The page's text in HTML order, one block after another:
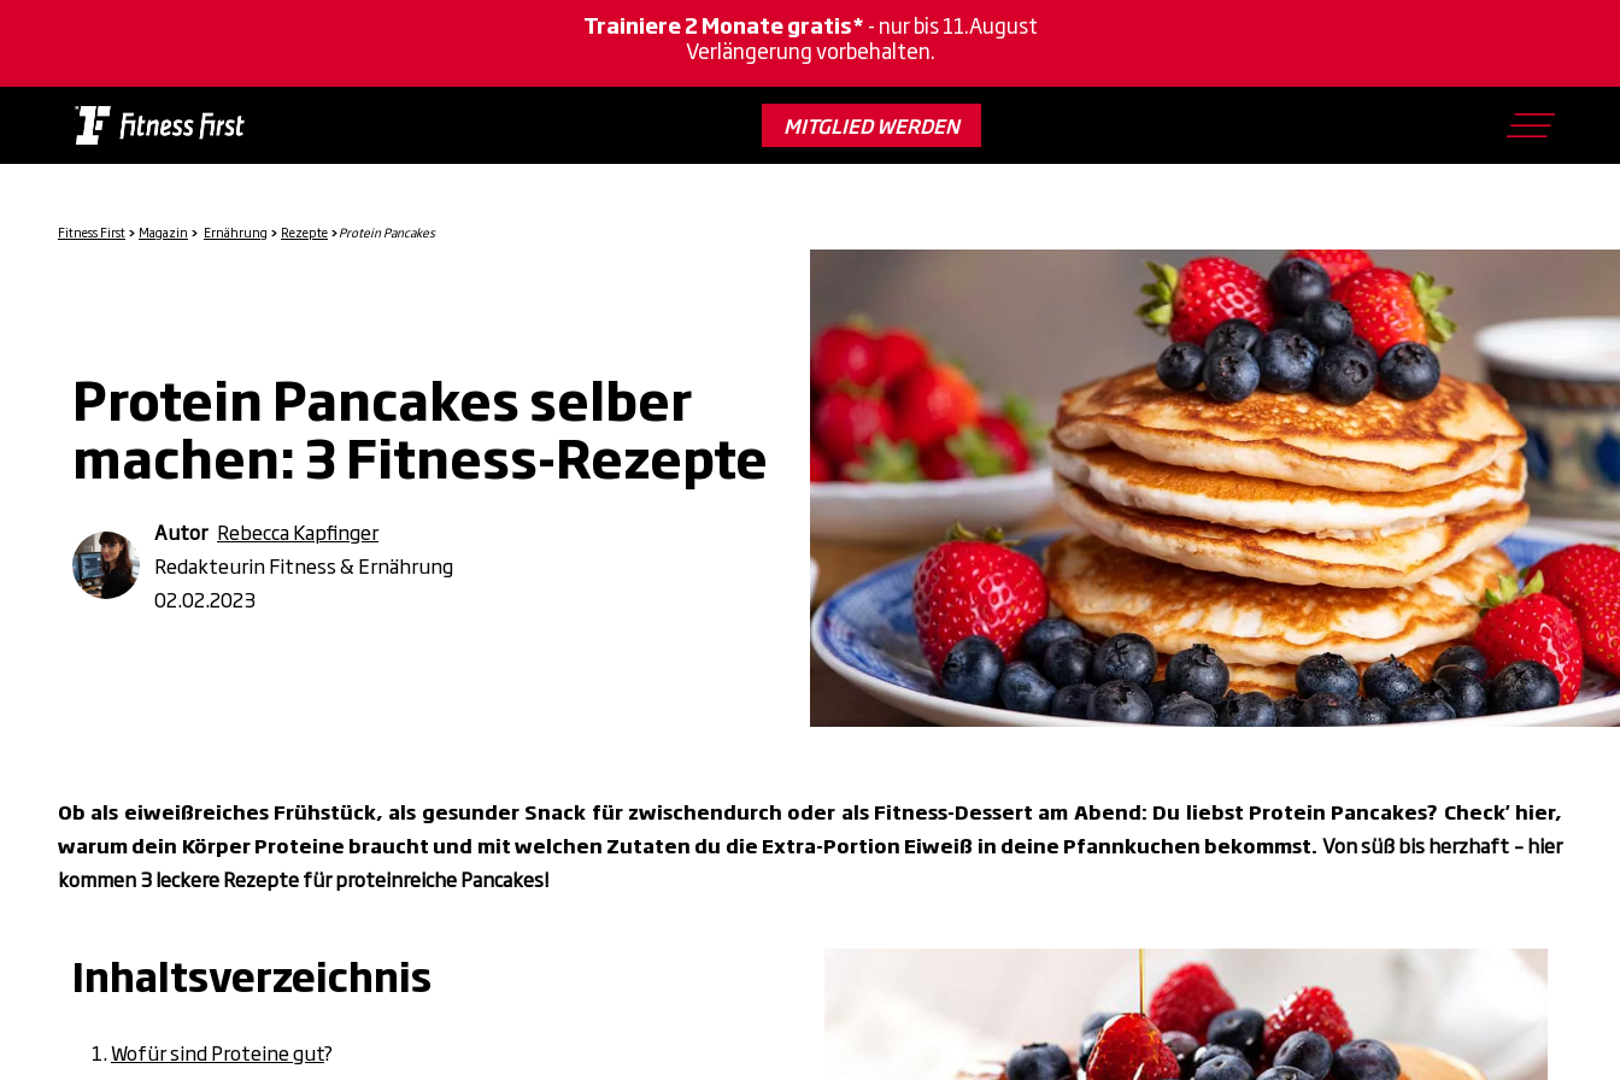
Skip
MITGLIED WERDEN
Trainiere 2 Monate gratis* - nur bis 11.August
Verlängerung vorbehalten.
Fitness First > Magazin > Ernährung > Rezepte >Protein Pancakes
Protein Pancakes selber
machen: 3 Fitness-Rezepte
Autor Rebecca Kapfinger
Redakteurin Fitness & Ernährung
02.02.2023
Ob als eiweißreiches Frühstück, als gesunder Snack für zwischendurch oder als Fitness-Dessert am Abend: Du liebst Protein Pancakes? Check' hier,
warum dein Körper Proteine braucht und mit welchen Zutaten du die Extra-Portion Eiweiß in deine Pfannkuchen bekommst. Von süß bis herzhaft – hier
kommen 3 leckere Rezepte für proteinreiche Pancakes!
Inhaltsverzeichnis
Wofür sind Proteine gut?